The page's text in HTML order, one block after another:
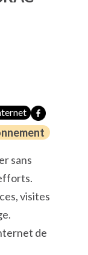
sans
visites
de